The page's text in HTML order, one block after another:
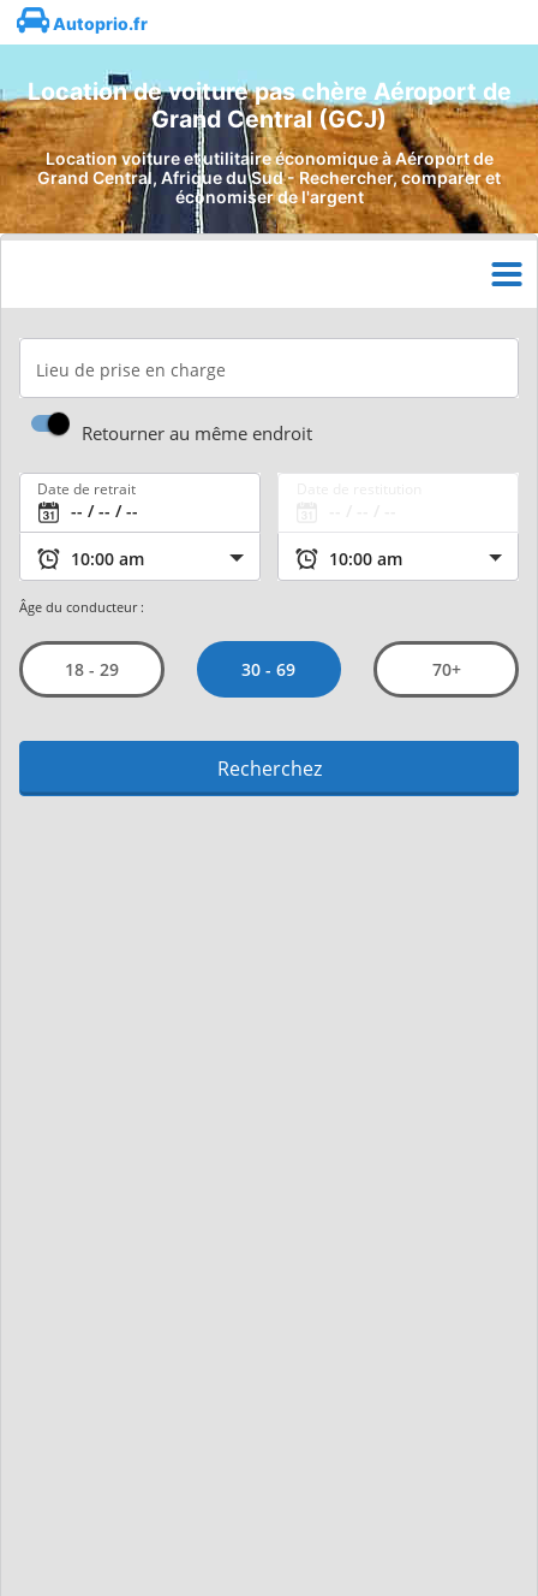
Autoprio.fr
Location de voiture pas chère Aéroport de
Grand Central (GCJ)
Location voiture et utilitaire économique à Aéroport de
Grand Central, Afrique du Sud - Rechercher, comparer et
économiser de l'argent
Lieu de prise en charge
Retourner au même endroit
Date de retrait
Âge du conducteur :
18 - 29 30 - 69 70+
Recherchez